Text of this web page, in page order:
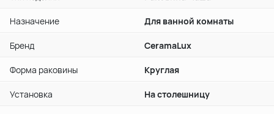
Назначение Для ванной комнаты
Бренд CeramaLux
Форма раковины Круглая
Установка На столешницу